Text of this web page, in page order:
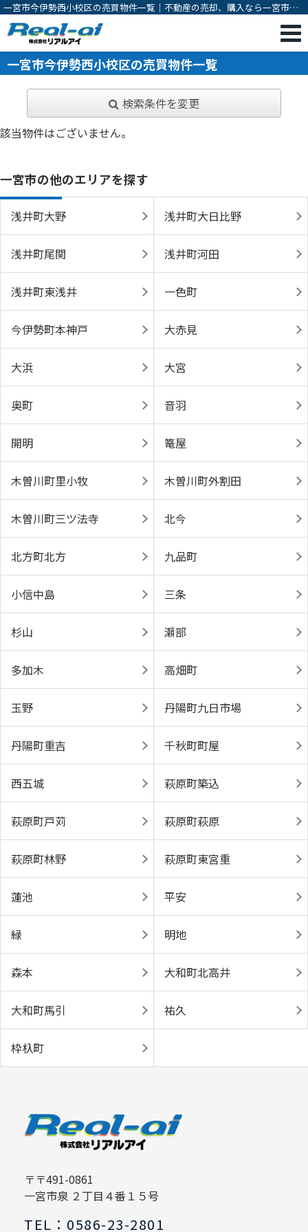
一宮市今伊勢西小校区の売買物件一覧｜不動産の売却、購入なら一宮市の
不動産会社 株式会社リアルアイ
一宮市今伊勢西小校区の売買物件一覧
検索条件を変更
該当物件はございません。
一宮市の他のエリアを探す
浅井町大野 浅井町大日比野
浅井町尾関 浅井町河田
浅井町東浅井 一色町
今伊勢町本神戸 大赤見
大浜 大宮
奥町 音羽
開明 篭屋
木曽川町里小牧 木曽川町外割田
木曽川町三ツ法寺 北今
北方町北方 九品町
小信中島 三条
杉山 瀬部
多加木 高畑町
玉野 丹陽町九日市場
丹陽町重吉 千秋町町屋
西五城 萩原町築込
萩原町戸苅 萩原町萩原
萩原町林野 萩原町東宮重
蓮池 平安
緑 明地
森本 大和町北高井
大和町馬引 祐久
枠杁町
〒〒491-0861
一宮市泉 ２丁目４番１５号
TEL：0586-23-2801